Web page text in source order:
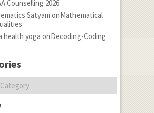
Counselling 2026
Satyam onMathematical
health yoga onDecoding-Coding